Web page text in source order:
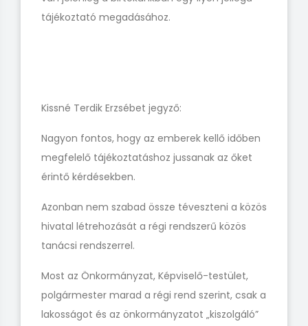
tájékoztató megadásához.
Kissné Terdik Erzsébet jegyző:
Nagyon fontos, hogy az emberek kellő időben
megfelelő tájékoztatáshoz jussanak az őket
érintő kérdésekben.
Azonban nem szabad össze téveszteni a közös
hivatal létrehozását a régi rendszerű közös
tanácsi rendszerrel.
Most az Önkormányzat, Képviselő-testület,
polgármester marad a régi rend szerint, csak a
lakosságot és az önkormányzatot „kiszolgáló”